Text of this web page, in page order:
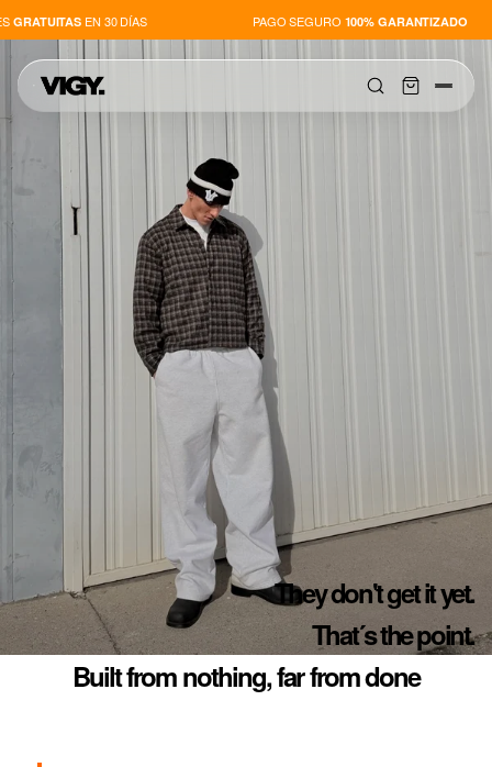
EN 30 DÍAS PAGO SEGURO100% GARANTIZADO
SHOP
COUNTRY & CURRENCY
AT · € — AUSTRIA
BE · € — BELGIUM
They don't get it yet.
That´s the point.
Built from nothing, far from done